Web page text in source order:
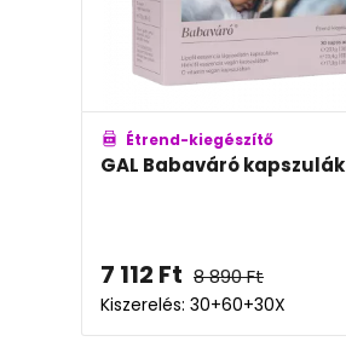
Étrend-kiegészítő
GAL Babaváró kapszulák
7 112 Ft 8 890Ft
Kiszerelés: 30+60+30X